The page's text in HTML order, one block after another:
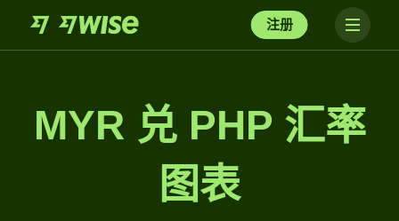
注册
MYR 兑 PHP 汇率
图表